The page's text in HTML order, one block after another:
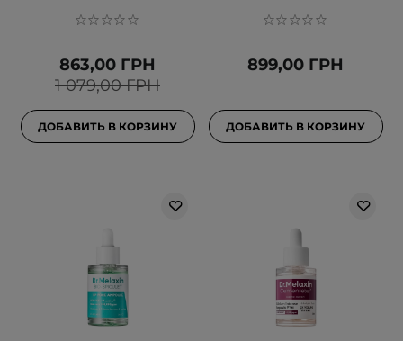
1 079,00 ГРН
863,00 ГРН
ДОБАВИТЬ В КОРЗИНУ
899,00 ГРН
ДОБАВИТЬ В КОРЗИНУ